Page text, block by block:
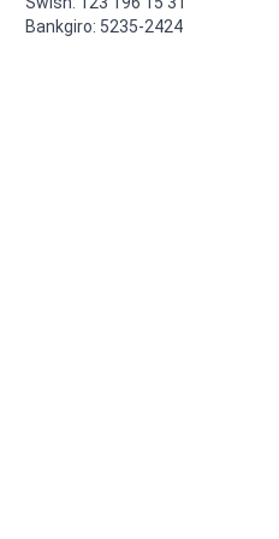
Bankgiro: 5235-2424